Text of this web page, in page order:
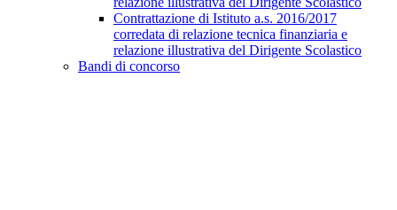
Contrattazione di Istituto a.s. 2016/2017
corredata di relazione tecnica finanziaria e
relazione illustrativa del Dirigente Scolastico
Bandi di concorso